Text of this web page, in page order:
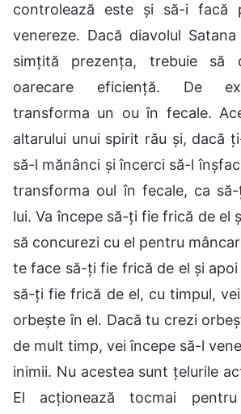
controlează este și să-i facă
venereze. Dacă diavolul
simțită prezența, trebuie să
oarecare eficiență. De
transforma un ou în fecale.
altarului unui spirit rău și, dacă
să-l mănânci și încerci să-l
transforma oul în fecale, ca
lui. Va începe să-ți fie frică de el
să concurezi cu el pentru
te face să-ți fie frică de el și
să-ți fie frică de el, cu timpul,
orbește în el. Dacă tu crezi
de mult timp, vei începe să-l
inimii. Nu acestea sunt țelurile
El acționează tocmai